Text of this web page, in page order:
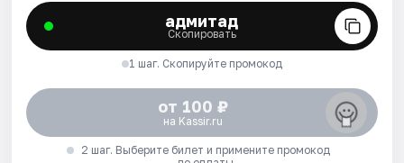
адмитад
Скопировать
1 шаг. Скопируйте промокод
от 100 ₽
на Kassir.ru
2 шаг. Выберите билет и примените промокод